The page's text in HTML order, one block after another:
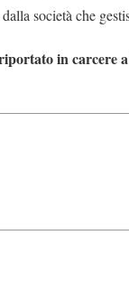
società che
in carcere